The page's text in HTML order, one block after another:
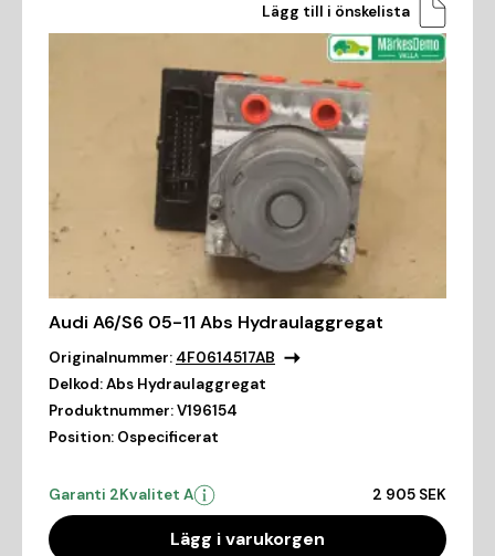
Lägg till i önskelista
Audi A6/S6 05-11 Abs Hydraulaggregat
Originalnummer: 4F0614517AB
Delkod:Abs Hydraulaggregat
Produktnummer:V196154
Position: Ospecificerat
Garanti 2Kvalitet A 2 905 SEK
Lägg i varukorgen